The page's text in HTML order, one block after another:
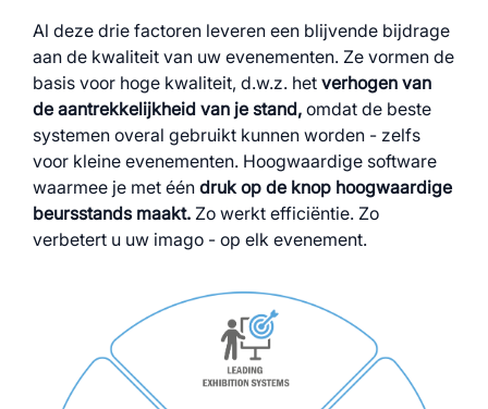
Al deze drie factoren leveren een blijvende bijdrage
aan de kwaliteit van uw evenementen. Ze vormen de
basis voor hoge kwaliteit, d.w.z. het verhogen van
de aantrekkelijkheid van je stand, omdat de beste
systemen overal gebruikt kunnen worden - zelfs
voor kleine evenementen. Hoogwaardige software
waarmee je met één druk op de knop hoogwaardige
beursstands maakt. Zo werkt efficiëntie. Zo
verbetert u uw imago - op elk evenement.